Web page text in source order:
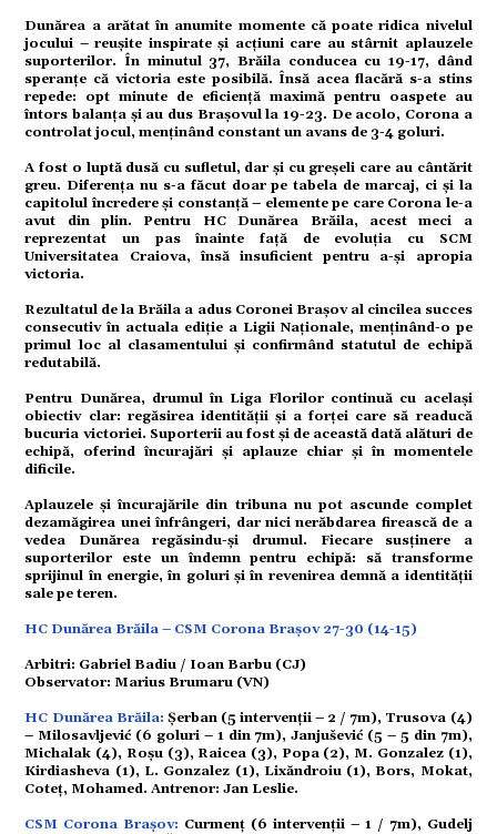
Dunărea a arătat în anumite momente că poate ridica nivelul
jocului – reușite inspirate și acțiuni care au stârnit aplauzele
suporterilor. În minutul 37, Brăila conducea cu 19-17, dând
speranțe că victoria este posibilă. Însă acea flacără s-a stins
repede: opt minute de eficiență maximă pentru oaspete au
întors balanța și au dus Brașovul la 19-23. De acolo, Corona a
controlat jocul, menținând constant un avans de 3-4 goluri.
A fost o luptă dusă cu sufletul, dar și cu greșeli care au cântărit
greu. Diferența nu s-a făcut doar pe tabela de marcaj, ci și la
capitolul încredere și constanță – elemente pe care Corona le-a
avut din plin. Pentru HC Dunărea Brăila, acest meci a
reprezentat un pas înainte față de evoluția cu SCM
Universitatea Craiova, însă insuficient pentru a-și apropia
victoria.
Rezultatul de la Brăila a adus Coronei Brașov al cincilea succes
consecutiv în actuala ediție a Ligii Naționale, menținând-o pe
primul loc al clasamentului și confirmând statutul de echipă
redutabilă.
Pentru Dunărea, drumul în Liga Florilor continuă cu același
obiectiv clar: regăsirea identității și a forței care să readucă
bucuria victoriei. Suporterii au fost și de această dată alături de
echipă, oferind încurajări și aplauze chiar și în momentele
dificile.
Aplauzele și încurajările din tribuna nu pot ascunde complet
dezamăgirea unei înfrângeri, dar nici nerăbdarea firească de a
vedea Dunărea regăsindu-și drumul. Fiecare susținere a
suporterilor este un îndemn pentru echipă: să transforme
sprijinul în energie, în goluri și în revenirea demnă a identității
sale pe teren.
HC Dunărea Brăila – CSM Corona Brașov 27-30 (14-15)
Arbitri: Gabriel Badiu / Ioan Barbu (CJ)
Observator: Marius Brumaru (VN)
HC Dunărea Brăila: Șerban (5 intervenții – 2 / 7m), Trusova (4)
– Milosavljević (6 goluri – 1 din 7m), Janjušević (5 – 5 din 7m),
Michalak (4), Roșu (3), Raicea (3), Popa (2), M. Gonzalez (1),
Kirdiasheva (1), L. Gonzalez (1), Lixăndroiu (1), Bors, Mokat,
Coteț, Mohamed. Antrenor: Jan Leslie.
CSM Corona Brașov: Curmenț (6 intervenții – 1 / 7m), Gudelj